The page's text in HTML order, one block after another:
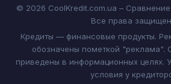
© 2026 CoolKredit.com.ua –
Все права
Кредиты — финансовые продукты.
обозначены пометкой "реклама".
приведены в информационных целях.
условия у